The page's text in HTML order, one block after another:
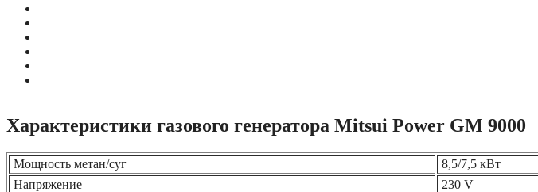
Характеристики газового генератора Mitsui Power GM 9000
Мощность метан/суг
8,5/7,5 кВт
Напряжение
230 V